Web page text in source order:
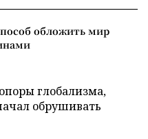
обложить мир
глобализма,
обрушивать